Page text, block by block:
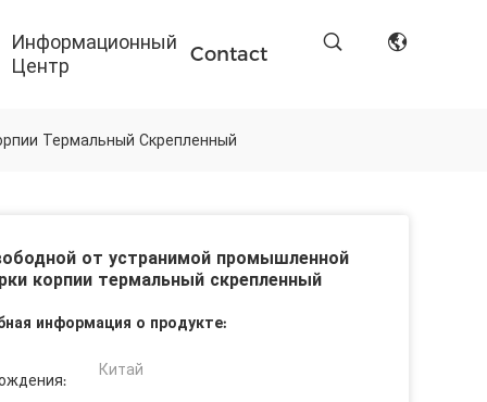
Информационный
Центр
Contact
Термальный Скрепленный
от устранимой промышленной
корпии термальный скрепленный
информация о продукте:
Китай